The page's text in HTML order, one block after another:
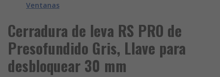
Ventanas
Cerradura de leva RS PRO de
Presofundido Gris, Llave para
desbloquear 30 mm